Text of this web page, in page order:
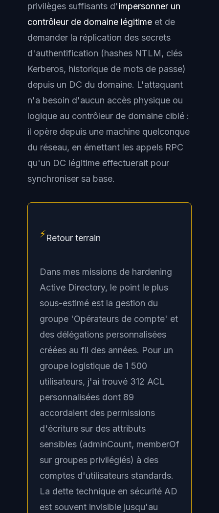
privilèges suffisants d'impersonner un
contrôleur de domaine légitime et de
demander la réplication des secrets
d'authentification (hashes NTLM, clés
Kerberos, historique de mots de passe)
depuis un DC du domaine. L'attaquant
n'a besoin d'aucun accès physique ou
logique au contrôleur de domaine ciblé :
il opère depuis une machine quelconque
du réseau, en émettant les appels RPC
qu'un DC légitime effectuerait pour
synchroniser sa base.
⚡Retour terrain
Dans mes missions de hardening
Active Directory, le point le plus
sous-estimé est la gestion du
groupe 'Opérateurs de compte' et
des délégations personnalisées
créées au fil des années. Pour un
groupe logistique de 1 500
utilisateurs, j'ai trouvé 312 ACL
personnalisées dont 89
accordaient des permissions
d'écriture sur des attributs
sensibles (adminCount, memberOf
sur groupes privilégiés) à des
comptes d'utilisateurs standards.
La dette technique en sécurité AD
est souvent invisible jusqu'au